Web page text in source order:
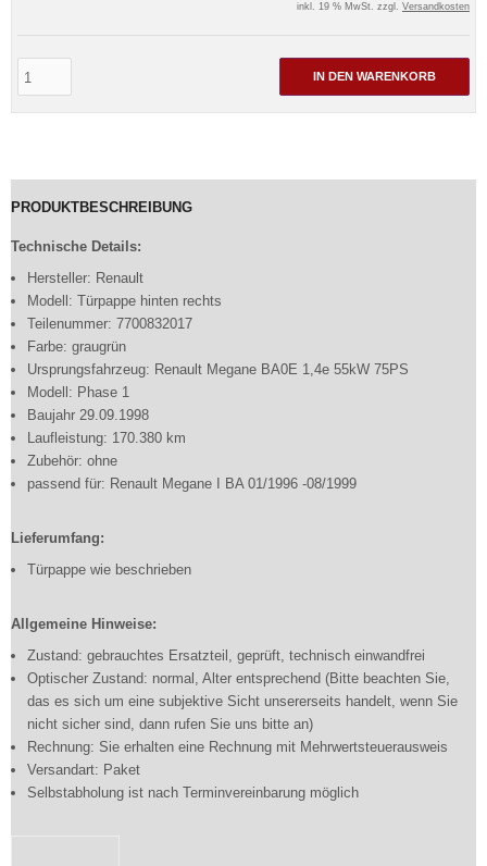
inkl. 19 % MwSt. zzgl. Versandkosten
IN DEN WARENKORB
PRODUKTBESCHREIBUNG
Technische Details:
Hersteller: Renault
Modell: Türpappe hinten rechts
Teilenummer: 7700832017
Farbe: graugrün
Ursprungsfahrzeug: Renault Megane BA0E 1,4e 55kW 75PS
Modell: Phase 1
Baujahr 29.09.1998
Laufleistung: 170.380 km
Zubehör: ohne
passend für: Renault Megane I BA 01/1996 -08/1999
Lieferumfang:
Türpappe wie beschrieben
Allgemeine Hinweise:
Zustand: gebrauchtes Ersatzteil, geprüft, technisch einwandfrei
Optischer Zustand: normal, Alter entsprechend (Bitte beachten Sie,
das es sich um eine subjektive Sicht unsererseits handelt, wenn Sie
nicht sicher sind, dann rufen Sie uns bitte an)
Rechnung: Sie erhalten eine Rechnung mit Mehrwertsteuerausweis
Versandart: Paket
Selbstabholung ist nach Terminvereinbarung möglich